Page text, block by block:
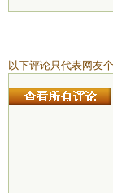
以下评论只代表网友